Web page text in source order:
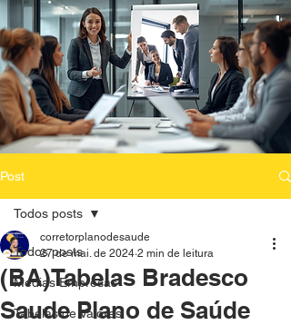
Post
Todos posts
Medias Empresas
Tabelas de Valores
Todos posts
(BA)Tabelas Bradesco
Saude Plano de Saúde
corretorplanodesaude
27 de mai. de 2024 2 min de leitura